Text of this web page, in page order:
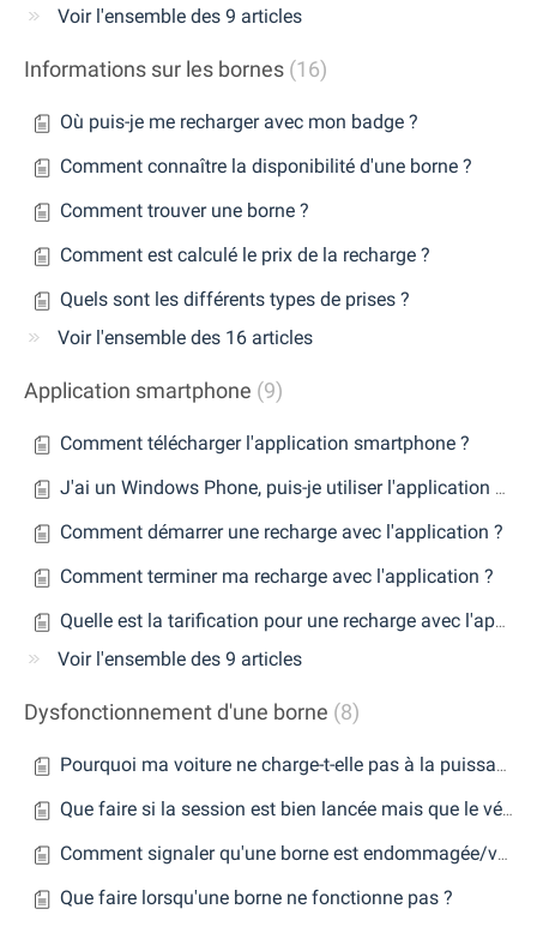
Voir l'ensemble des 9 articles
Informations sur les bornes 16
Où puis-je me recharger avec mon badge ?
Comment connaître la disponibilité d'une borne ?
Comment trouver une borne ?
Comment est calculé le prix de la recharge ?
Quels sont les différents types de prises ?
Voir l'ensemble des 16 articles
Application smartphone 9
Comment télécharger l'application smartphone ?
J'ai un Windows Phone, puis-je utiliser l'application mobile ?
Comment démarrer une recharge avec l'application ?
Comment terminer ma recharge avec l'application ?
Quelle est la tarification pour une recharge avec l'application ?
Voir l'ensemble des 9 articles
Dysfonctionnement d'une borne 8
Pourquoi ma voiture ne charge-t-elle pas à la puissance indiquée sur la borne ?
Que faire si la session est bien lancée mais que le véhicule ne charge pas ?
Comment signaler qu'une borne est endommagée/vandalisée ?
Que faire lorsqu'une borne ne fonctionne pas ?